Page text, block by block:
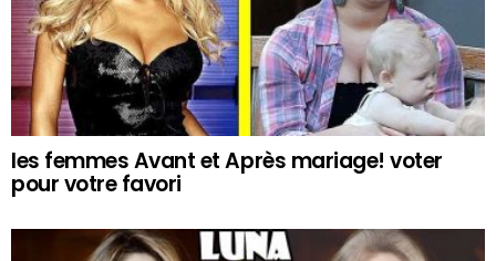
les femmes Avant et Après mariage! voter
pour votre favori